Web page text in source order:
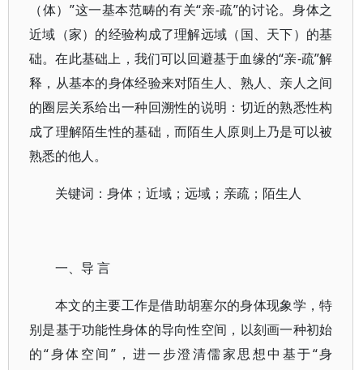
（体）”这一基本范畴的有关“亲-疏”的讨论。身体之
近域（家）的经验构成了理解远域（国、天下）的基
础。在此基础上，我们可以回避基于血缘的“亲-疏”解
释，从基本的身体经验来对陌生人、熟人、亲人之间
的圈层关系给出一种回溯性的说明：切近的熟悉性构
成了理解陌生性的基础，而陌生人原则上乃是可以被
熟悉的他人。
关键词：身体；近域；远域；亲疏；陌生人
一、导 言
本文的主要工作是借助胡塞尔的身体现象学，特
别是基于功能性身体的导向性空间，以刻画一种初始
的“身体空间”，进一步澄清儒家思想中基于“身